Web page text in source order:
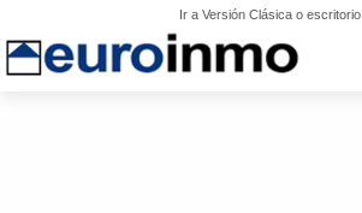
Ir a Versión Clásica o escritorio